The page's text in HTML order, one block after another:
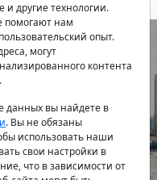
и другие технологии.
помогают нам
опыт.
могут
контента
данных вы найдете в
. Вы не обязаны
использовать наши
свои настройки в
что в зависимости от